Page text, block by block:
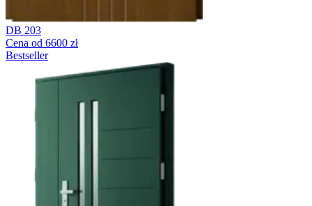
DB 203
Cena od 6600 zł
Bestseller